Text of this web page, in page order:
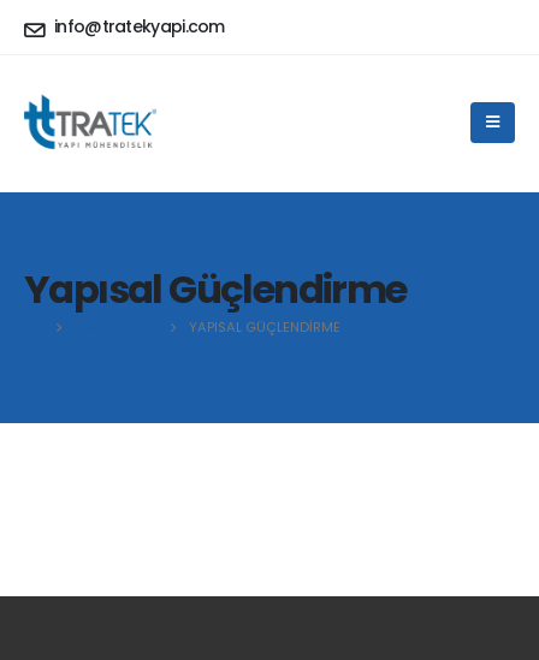
info@tratekyapi.com
Yapısal Güçlendirme
YAPISAL GÜÇLENDIRME